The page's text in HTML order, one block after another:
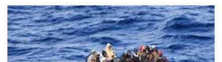
Przed wybrzeżem Cartageny 17 czerwca tego roku znaleziono